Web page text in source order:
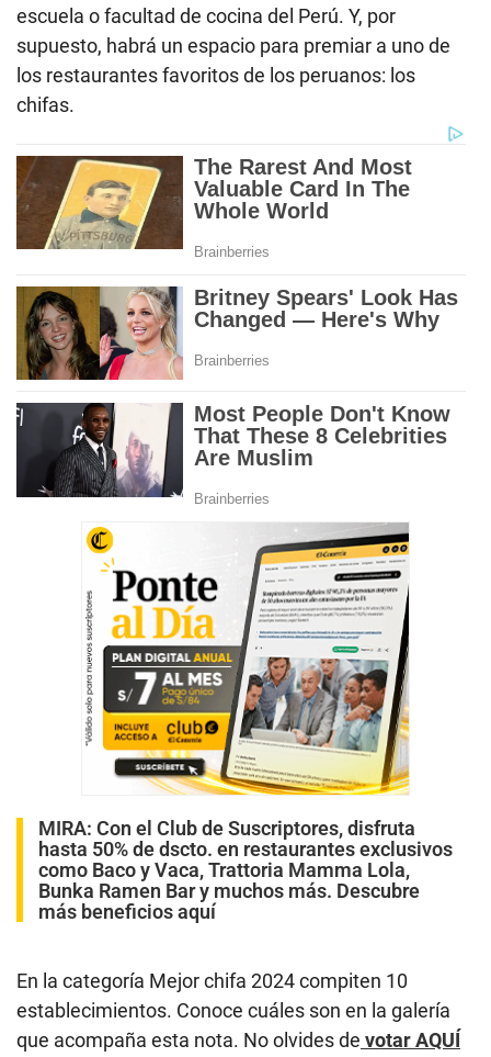
escuela o facultad de cocina del Perú. Y, por
supuesto, habrá un espacio para premiar a uno de
los restaurantes favoritos de los peruanos: los
chifas.
MIRA: Con el Club de Suscriptores, disfruta
hasta 50% de dscto. en restaurantes exclusivos
como Baco y Vaca, Trattoria Mamma Lola,
Bunka Ramen Bar y muchos más. Descubre
más beneficios aquí
En la categoría Mejor chifa 2024 compiten 10
establecimientos. Conoce cuáles son en la galería
que acompaña esta nota. No olvides de votar AQUÍ